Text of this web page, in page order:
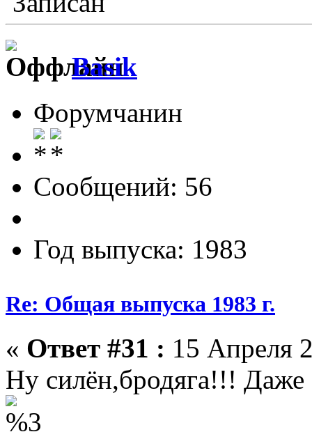
Basik
Форумчанин
Сообщений: 56
Год выпуска: 1983
Re: Общая выпуска 1983 г.
« Ответ #31 : 15 Апреля
Ну силён,бродяга!!! Даже